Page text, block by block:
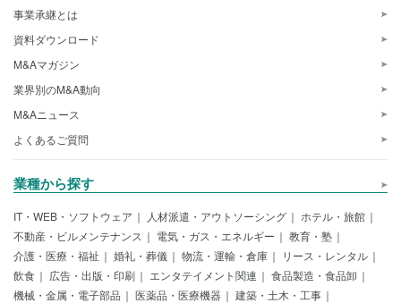
事業承継とは
資料ダウンロード
M&Aマガジン
業界別のM&A動向
M&Aニュース
よくあるご質問
業種から探す
IT・WEB・ソフトウェア 人材派遣・アウトソーシング
ホテル・旅館
不動産・ビルメンテナンス
電気・ガス・エネルギー
教育・塾
介護・医療・福祉
婚礼・葬儀 物流・運輸・倉庫
リース・レンタル
飲食
広告・出版・印刷 エンタテイメント関連
食品製造・食品卸
機械・金属・電子部品
医薬品・医療機器
建築・土木・工事